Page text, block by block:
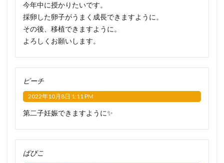
今年中に授かりたいです。
採卵した卵子がうまく成長できますように。
その後、移植できますように。
よろしくお願いします。
ピーチ
2022年10月8日 1:11 PM
第二子妊娠できますように✨
ぱぴこ